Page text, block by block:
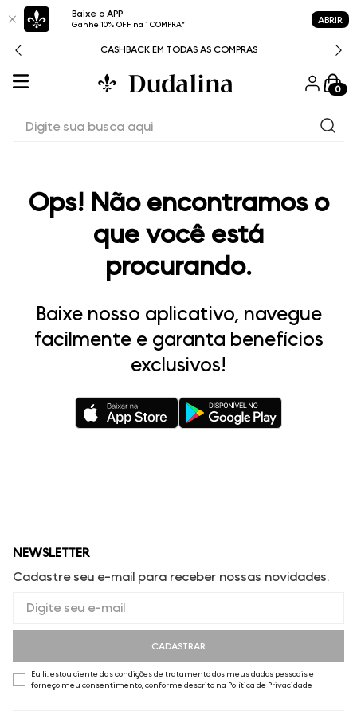
Baixe o APP
Ganhe 10% OFF na 1 COMPRA* ABRIR
CASHBACK EM TODAS AS COMPRAS
0
Ops! Não encontramos o
que você está
procurando.
Baixe nosso aplicativo, navegue
facilmente e garanta benefícios
exclusivos!
NEWSLETTER
Cadastre seu e-mail para receber nossas novidades.
CADASTRAR
Eu li, estou ciente das condições de tratamento dos meus dados pessoais e
forneço meu consentimento, conforme descrito na Política de Privacidade